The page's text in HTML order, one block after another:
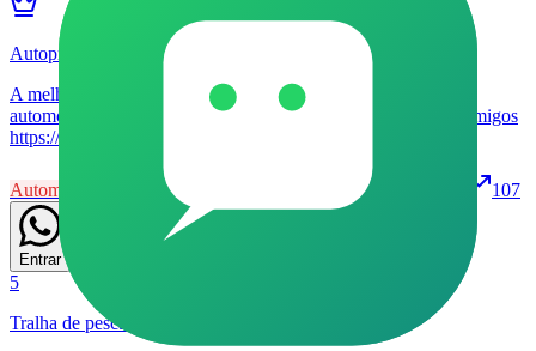
Autopromos VIP 🚗🏁
A melhor comunidade de promoções relacionadas ao mundo
automotivo, venha economizar com a gente!! Adicione seus amigos
https://chat.whatsapp.com/GrXkGdcqm3eFH1kZ9fWeIB
Automóveis Patrocinado 107
Entrar
5
Tralha de pesca promos